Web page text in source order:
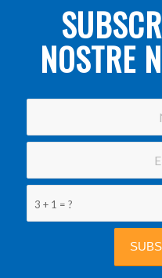
NOSTRE
3 + 1 = ?